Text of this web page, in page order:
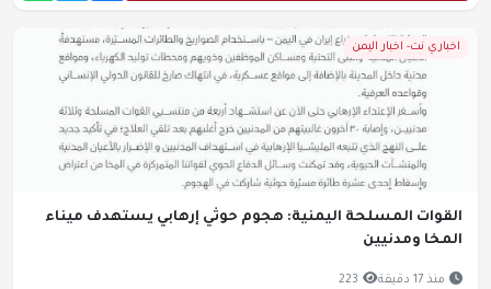
اخباري نت- اخبار اليمن
القوات المسلحة اليمنية: هجوم حوثي إرهابي يستهدف ميناء
المخا ومدنيين
منذ 17 دقيقة 223